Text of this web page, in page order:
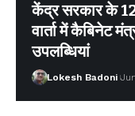
केंद्र सरकार के 12
वार्ता में कैबिनेट
उपलब्धियां
Lokesh Badoni